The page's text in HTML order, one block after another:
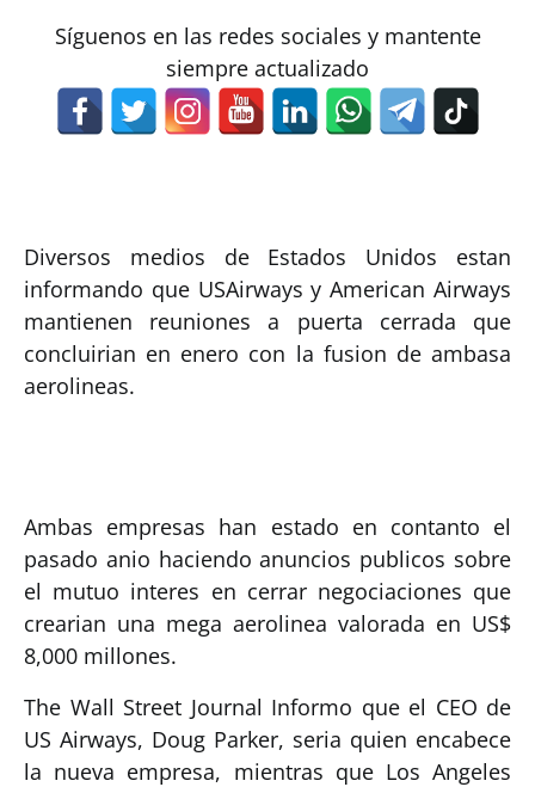
Síguenos en las redes sociales y mantente
siempre actualizado
Diversos medios de Estados Unidos estan
informando que USAirways y American Airways
mantienen reuniones a puerta cerrada que
concluirian en enero con la fusion de ambasa
aerolineas.
Ambas empresas han estado en contanto el
pasado anio haciendo anuncios publicos sobre
el mutuo interes en cerrar negociaciones que
crearian una mega aerolinea valorada en US$
8,000 millones.
The Wall Street Journal Informo que el CEO de
US Airways, Doug Parker, seria quien encabece
la nueva empresa, mientras que Los Angeles